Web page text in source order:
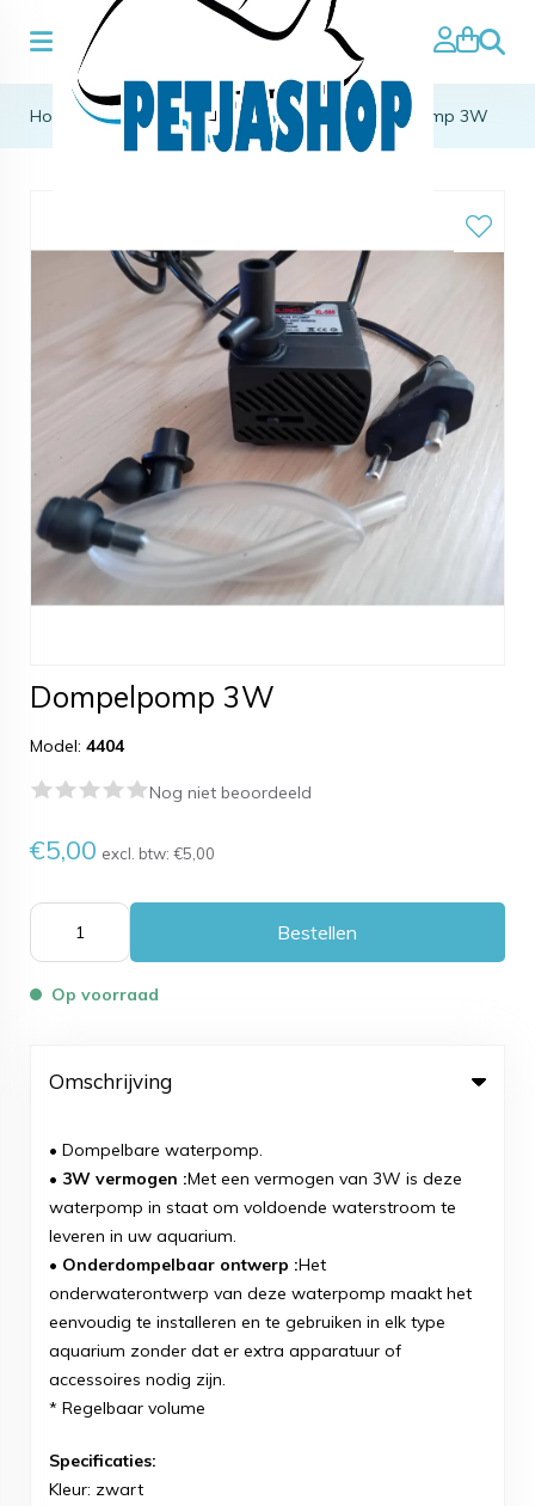
Zoeken
Home >aqua pompen & accessoires Dompelpomp 3W
Dompelpomp 3W
Model: 4404
Nog niet beoordeeld
€5,00 excl. btw: €5,00
Bestellen
Op voorraad
Omschrijving
• Dompelbare waterpomp.
• 3W vermogen :Met een vermogen van 3W is deze
waterpomp in staat om voldoende waterstroom te
leveren in uw aquarium.
• Onderdompelbaar ontwerp :Het
onderwaterontwerp van deze waterpomp maakt het
eenvoudig te installeren en te gebruiken in elk type
aquarium zonder dat er extra apparatuur of
accessoires nodig zijn.
* Regelbaar volume
Specificaties:
Kleur: zwart